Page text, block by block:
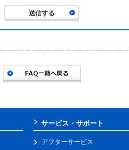
サービス・サポート
アフターサービス